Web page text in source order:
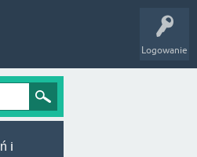
Logowanie
i